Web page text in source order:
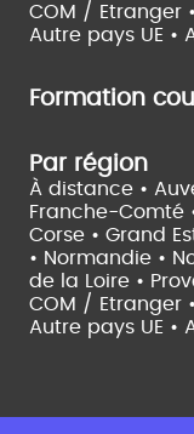
COM / Etranger •
Autre pays UE •
Formation
Par région
À distance •
Franche-Comté
Corse • Grand
• Normandie •
de la Loire •
COM / Etranger •
Autre pays UE •